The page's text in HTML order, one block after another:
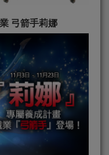
弓箭手莉娜